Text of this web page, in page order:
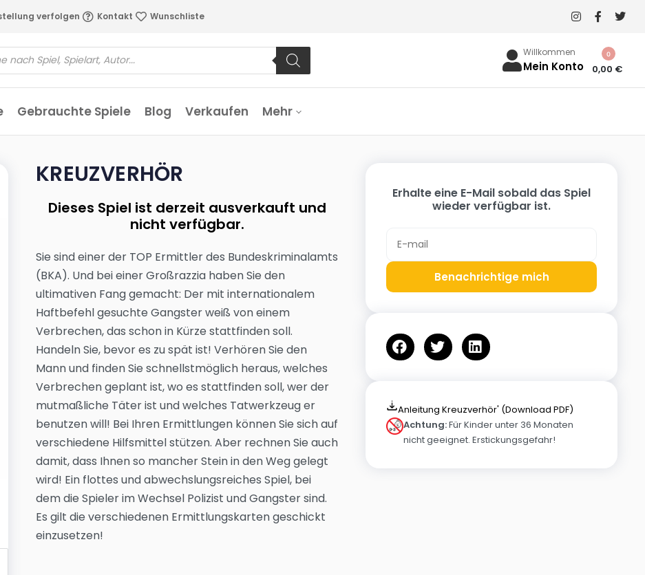
verfolgen Kontakt Wunschliste
Willkommen
Mein Konto 0,00 €
0
Gebrauchte Spiele Blog Verkaufen Mehr
KREUZVERHÖR
Dieses Spiel ist derzeit ausverkauft und
nicht verfügbar.
Sie sind einer der TOP Ermittler des Bundeskriminalamts
(BKA). Und bei einer Großrazzia haben Sie den
ultimativen Fang gemacht: Der mit internationalem
Haftbefehl gesuchte Gangster weiß von einem
Verbrechen, das schon in Kürze stattfinden soll.
Handeln Sie, bevor es zu spät ist! Verhören Sie den
Mann und finden Sie schnellstmöglich heraus, welches
Verbrechen geplant ist, wo es stattfinden soll, wer der
mutmaßliche Täter ist und welches Tatwerkzeug er
benutzen will! Bei Ihren Ermittlungen können Sie sich auf
verschiedene Hilfsmittel stützen. Aber rechnen Sie auch
damit, dass Ihnen so mancher Stein in den Weg gelegt
wird! Ein flottes und abwechslungsreiches Spiel, bei
dem die Spieler im Wechsel Polizist und Gangster sind.
Es gilt die verschiedenen Ermittlungskarten geschickt
einzusetzen!
Erhalte eine E-Mail sobald das Spiel
wieder verfügbar ist.
Benachrichtige mich
Anleitung Kreuzverhör' (Download PDF)
Achtung:Für Kinder unter 36 Monaten
nicht geeignet. Erstickungsgefahr!